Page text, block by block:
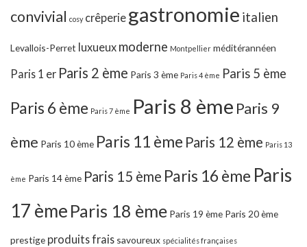
convivial cosy crêperie gastronomie italien
Levallois-Perret luxueux moderne Montpellier méditérannéen
Paris 1 er Paris 2 ème Paris 3 ème Paris 4 ème Paris 5 ème
Paris 6 ème Paris 7 ème Paris 8 ème Paris 9
ème Paris 10 ème Paris 11 ème Paris 12 ème Paris 13
ème Paris 14 ème Paris 15 ème Paris 16 ème Paris
17 ème Paris 18 ème Paris 19 ème Paris 20 ème
prestige produits frais savoureux spécialités françaises